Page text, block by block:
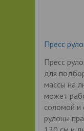
Пресс
Пресс
для
массы на
может
соломой и
рулоны